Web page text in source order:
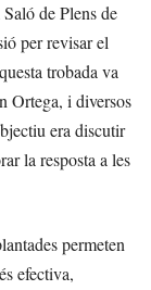
Saló de Plens de
per revisar el
trobada va
Ortega, i diversos
era discutir
la resposta a les
permeten
efectiva,